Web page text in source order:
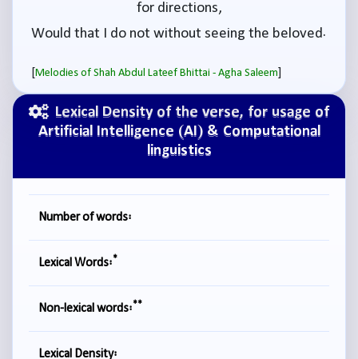
Lexical Density of the verse, for usage of
Artificial Intelligence (AI) & Computational
linguistics
Number of words:
Lexical Words:*
Non-lexical words:**
Lexical Density:
for directions,
Would that I do not without seeing the beloved.
[Melodies of Shah Abdul Lateef Bhittai - Agha Saleem